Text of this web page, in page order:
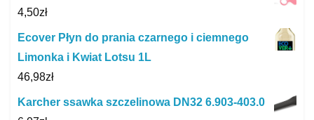
4,50zł
Ecover Płyn do prania czarnego i ciemnego
Limonka i Kwiat Lotsu 1L
46,98zł
Karcher ssawka szczelinowa DN32 6.903-403.0